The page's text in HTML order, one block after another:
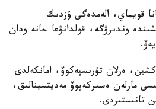
قويماي، الەمدەگى ۇزدىك
وندىرۋگە، قولدانۋعا جانە ودان
ەرلان تۇرىسپەكوۆ، امانكەلدى
مارلەن ەسىركەپوۆ مەديتسينالىق،
تانىستىردى.